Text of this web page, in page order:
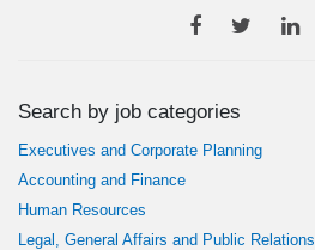
Search by job categories
Executives and Corporate Planning
Accounting and Finance
Human Resources
Legal, General Affairs and Public Relations